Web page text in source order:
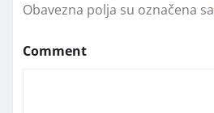
Obavezna polja su označena sa
Comment